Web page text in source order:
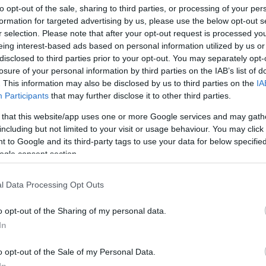
opt-out of the sale, sharing to third parties, or processing of your
for targeted advertising by us, please use the below opt-out
selection. Please note that after your opt-out request is processed
interest-based ads based on personal information utilized by us
to third parties prior to your opt-out. You may separately
of your personal information by third parties on the IAB’s list of
This information may also be disclosed by us to third parties on the
Participants that may further disclose it to other third parties.
that this website/app uses one or more Google services and may
but not limited to your visit or usage behaviour. You may
to Google and its third-party tags to use your data for below
consent section.
Data Processing Opt Outs
opt-out of the Sharing of my personal data.
opt-out of the Sale of my Personal Data.
még az ellenfelei is elismerik, a
államtitkár a Facebookon, hozzátéve: "a
a magánélet szentségéről és
és fényképeket készítenek egy, a családja
nem akárhol nyaral, hanem egy olyan
tiszakécskei nagyvállalkozó, a negyedik
idén júniusban derült ki
köszönhetően nyilvánosságra kellett
valódi tulajdonosait.
megrendelésekből meggazdagodott
is van közös cége. Tavaly saját nevére
Lajos egykori cégét.